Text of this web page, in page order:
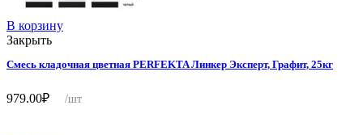
В корзину
Закрыть
Смесь кладочная цветная PERFEKTA Линкер Эксперт, Графит, 25кг
979.00₽ /шт